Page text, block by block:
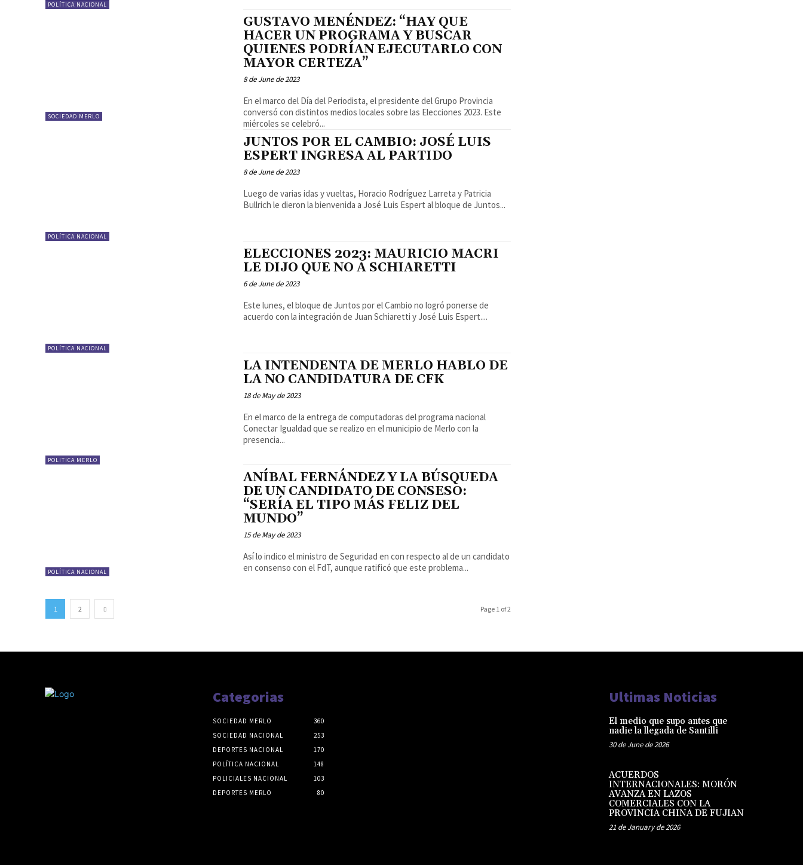
POLÍTICA NACIONAL
SOCIEDAD MERLO
GUSTAVO MENÉNDEZ: “HAY QUE
HACER UN PROGRAMA Y BUSCAR
QUIENES PODRÍAN EJECUTARLO CON
MAYOR CERTEZA”
8 de June de 2023
En el marco del Día del Periodista, el presidente del Grupo Provincia
conversó con distintos medios locales sobre las Elecciones 2023. Este
miércoles se celebró...
POLÍTICA NACIONAL
JUNTOS POR EL CAMBIO: JOSÉ LUIS
ESPERT INGRESA AL PARTIDO
8 de June de 2023
Luego de varias idas y vueltas, Horacio Rodríguez Larreta y Patricia
Bullrich le dieron la bienvenida a José Luis Espert al bloque de Juntos...
POLÍTICA NACIONAL
ELECCIONES 2023: MAURICIO MACRI
LE DIJO QUE NO A SCHIARETTI
6 de June de 2023
Este lunes, el bloque de Juntos por el Cambio no logró ponerse de
acuerdo con la integración de Juan Schiaretti y José Luis Espert....
POLITICA MERLO
LA INTENDENTA DE MERLO HABLO DE
LA NO CANDIDATURA DE CFK
18 de May de 2023
En el marco de la entrega de computadoras del programa nacional
Conectar Igualdad que se realizo en el municipio de Merlo con la
presencia...
POLÍTICA NACIONAL
ANÍBAL FERNÁNDEZ Y LA BÚSQUEDA
DE UN CANDIDATO DE CONSESO:
“SERÍA EL TIPO MÁS FELIZ DEL
MUNDO”
15 de May de 2023
Así lo indico el ministro de Seguridad en con respecto al de un candidato
en consenso con el FdT, aunque ratificó que este problema...
1 2 Page 1 of 2
Categorias
SOCIEDAD MERLO
360
SOCIEDAD NACIONAL
253
DEPORTES NACIONAL
170
POLÍTICA NACIONAL
148
POLICIALES NACIONAL
103
DEPORTES MERLO
80
Ultimas Noticias
El medio que supo antes que
nadie la llegada de Santilli
30 de June de 2026
ACUERDOS
INTERNACIONALES: MORÓN
AVANZA EN LAZOS
COMERCIALES CON LA
PROVINCIA CHINA DE FUJIAN
21 de January de 2026